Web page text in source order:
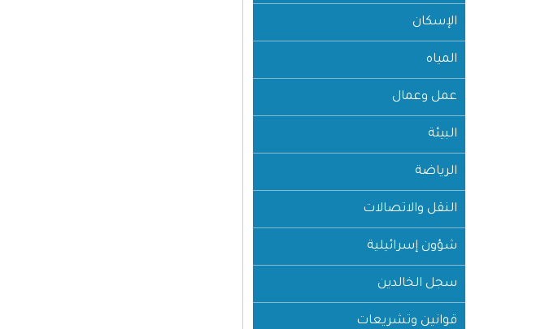
الإسكان
المياه
عمل وعمال
البيئة
الرياضة
النقل والاتصالات
شؤون إسرائيلية
سجل الخالدين
قوانين وتشريعات